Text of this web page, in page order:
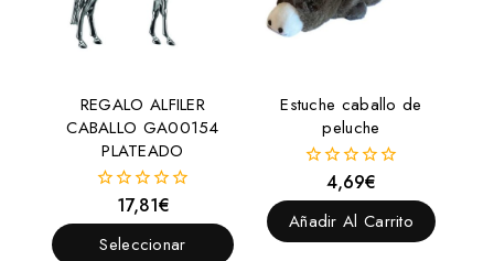
REGALO ALFILER
CABALLO GA00154
PLATEADO
fuera
de
17,81€
Seleccionar
Estuche caballo de
peluche
fuera
de
4,69€
Añadir Al Carrito